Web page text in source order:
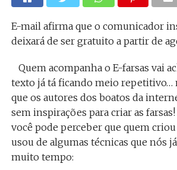
E-mail afirma que o comunicador
deixará de ser gratuito a partir de
Quem acompanha o E-farsas vai
texto já tá ficando meio repetitivo…
que os autores dos boatos da
sem inspirações para criar as
você pode perceber que quem
usou de algumas técnicas que nós
muito tempo: